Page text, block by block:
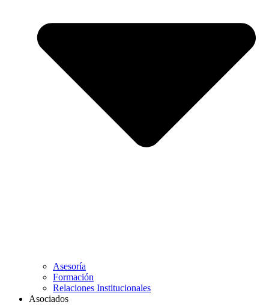
Asesoría
Formación
Relaciones Institucionales
Asociados